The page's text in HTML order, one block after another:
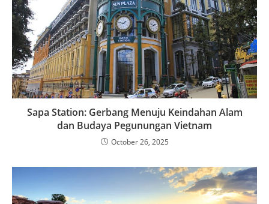
Sapa Station: Gerbang Menuju Keindahan Alam
dan Budaya Pegunungan Vietnam
October 26, 2025